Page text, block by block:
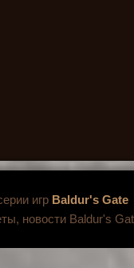
игр Baldur's Gate
новости Baldur's